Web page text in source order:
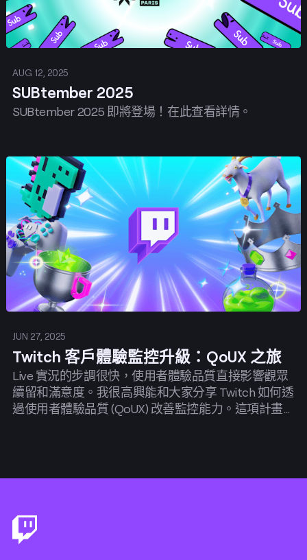
AUG 12, 2025
SUBtember 2025
SUBtember 2025 即將登場！在此查看詳情。
JUN 27, 2025
Twitch 客戶體驗監控升級：QoUX 之旅
Live 實況的步調很快，使用者體驗品質直接影響觀眾
續留和滿意度。我很高興能和大家分享 Twitch 如何透
過使用者體驗品質 (QoUX) 改善監控能力。這項計畫
發佈